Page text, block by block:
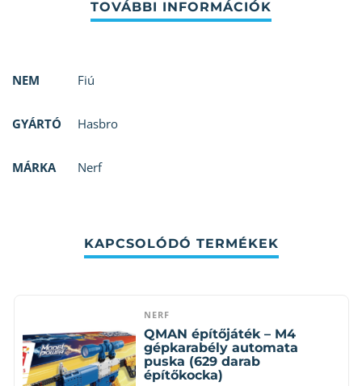
NEM Fiú
GYÁRTÓ Hasbro
MÁRKA Nerf
KAPCSOLÓDÓ TERMÉKEK
NERF
QMAN építőjáték – M4
gépkarabély automata
puska (629 darab
építőkocka)